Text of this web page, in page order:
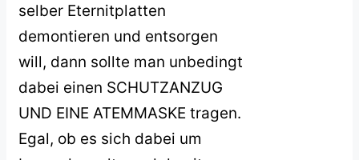
selber Eternitplatten
demontieren und entsorgen
will, dann sollte man unbedingt
dabei einen SCHUTZANZUG
UND EINE ATEMMASKE tragen.
Egal, ob es sich dabei um